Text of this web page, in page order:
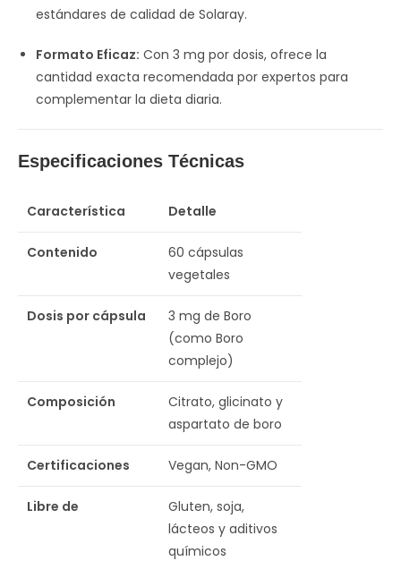
estándares de calidad de Solaray.
Formato Eficaz: Con 3 mg por dosis, ofrece la
cantidad exacta recomendada por expertos para
complementar la dieta diaria.
Especificaciones Técnicas
Característica Detalle
Contenido
60 cápsulas
vegetales
Dosis por cápsula
3 mg de Boro
(como Boro
complejo)
Composición
Citrato, glicinato y
aspartato de boro
Certificaciones Vegan, Non-GMO
Libre de
Gluten, soja,
lácteos y aditivos
químicos